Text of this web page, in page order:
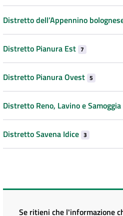
Distretto dell’Appennino
Distretto Pianura Est 7
Distretto Pianura Ovest 5
Distretto Reno, Lavino e Samoggia
Distretto Savena Idice 3
Se ritieni che l'informazione